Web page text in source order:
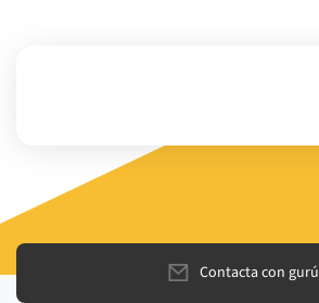
Contacta con gurú